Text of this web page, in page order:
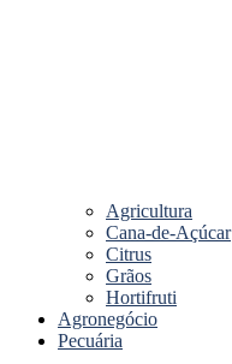
Agricultura
Cana-de-Açúcar
Citrus
Grãos
Hortifruti
Agronegócio
Pecuária